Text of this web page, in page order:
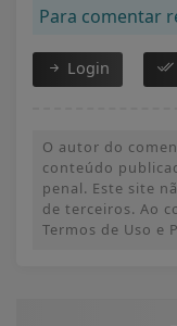
Para comentar
Login
O autor do
conteúdo
penal. Este site
de terceiros. Ao
Termos de Uso e